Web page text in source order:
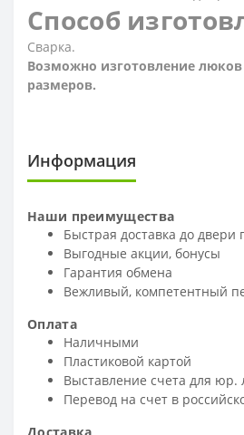
Способ
Сварка.
Возможно изготовление люков
размеров.
Информация
Наши преимущества
Быстрая доставка до двери
Выгодные акции, бонусы
Гарантия обмена
Вежливый, компетентный
Оплата
Наличными
Пластиковой картой
Выставление счета для
Перевод на счет в